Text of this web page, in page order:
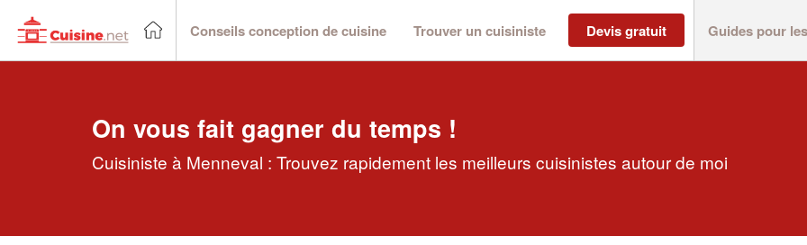
Conseils conception de cuisine Trouver un cuisiniste Devis gratuit Guides pour
On vous fait gagner du temps !
Cuisiniste à Menneval : Trouvez rapidement les meilleurs cuisinistes autour de moi